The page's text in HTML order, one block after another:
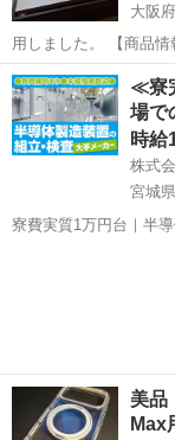
大阪
用しました。 【商品情
ル…
大阪 吹田市 関
≪寮
場で
時給
株式
宮城県
寮費実質1万円台｜半導体装
美品
Max